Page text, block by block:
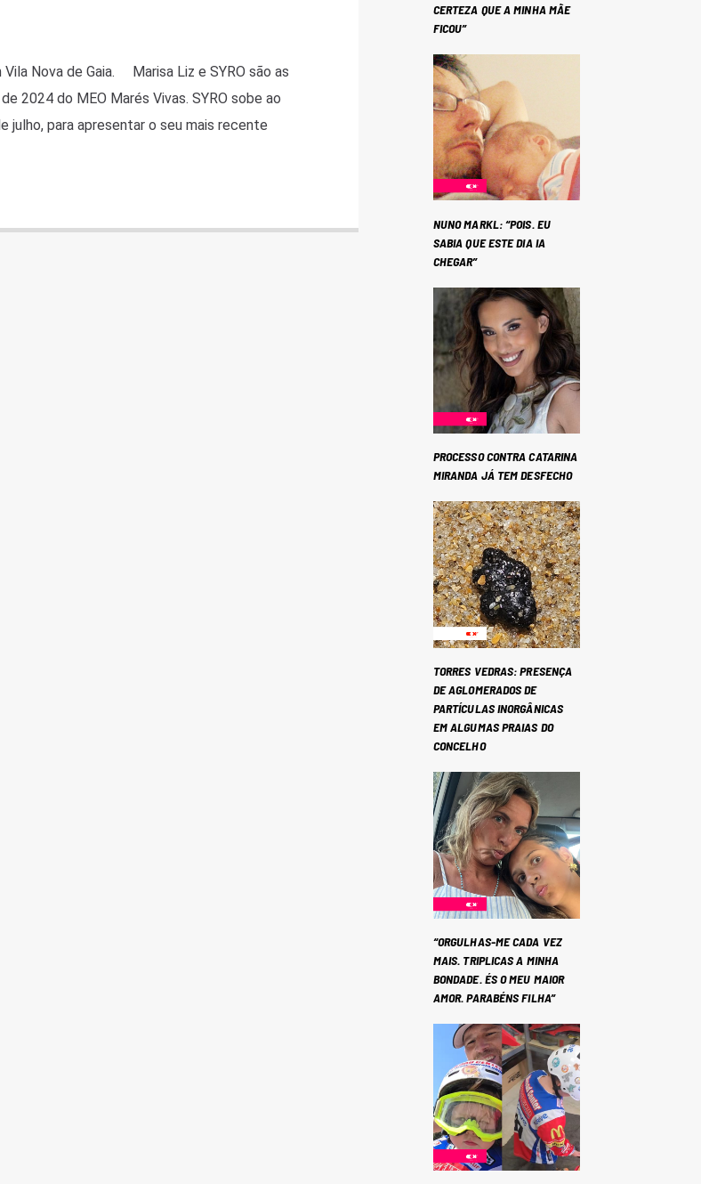
Nova de Gaia. Marisa Liz e SYRO são as
2024 do MEO Marés Vivas. SYRO sobe ao
julho, para apresentar o seu mais recente
CERTEZA QUE A MINHA MÃE
FICOU”
NUNO MARKL: “POIS. EU
SABIA QUE ESTE DIA IA
CHEGAR”
PROCESSO CONTRA CATARINA
MIRANDA JÁ TEM DESFECHO
TORRES VEDRAS: PRESENÇA
DE AGLOMERADOS DE
PARTÍCULAS INORGÂNICAS
EM ALGUMAS PRAIAS DO
CONCELHO
“ORGULHAS-ME CADA VEZ
MAIS. TRIPLICAS A MINHA
BONDADE. ÉS O MEU MAIOR
AMOR. PARABÉNS FILHA”